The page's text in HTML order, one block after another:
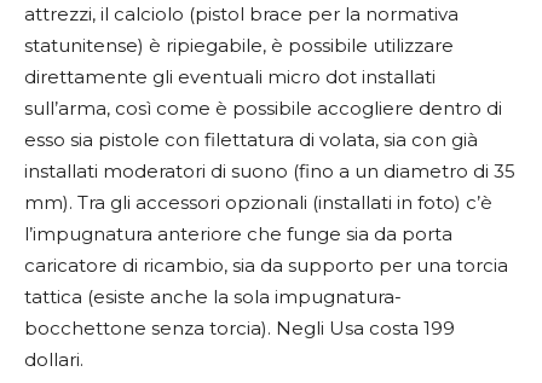
attrezzi, il calciolo (pistol brace per la normativa
statunitense) è ripiegabile, è possibile utilizzare
direttamente gli eventuali micro dot installati
sull’arma, così come è possibile accogliere dentro di
esso sia pistole con filettatura di volata, sia con già
installati moderatori di suono (fino a un diametro di 35
mm). Tra gli accessori opzionali (installati in foto) c’è
l’impugnatura anteriore che funge sia da porta
caricatore di ricambio, sia da supporto per una torcia
tattica (esiste anche la sola impugnatura-
bocchettone senza torcia). Negli Usa costa 199
dollari.